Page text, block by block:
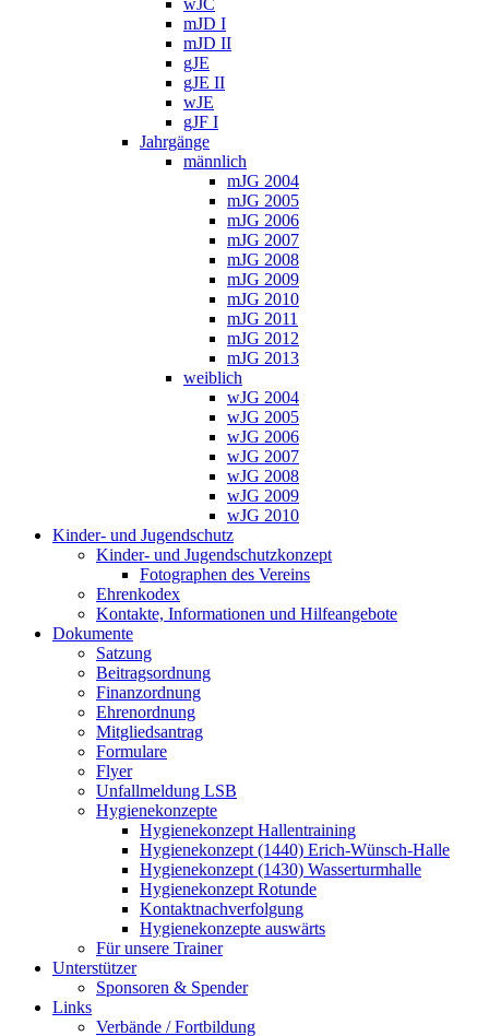
wJC
mJD I
mJD II
gJE
gJE II
wJE
gJF I
Jahrgänge
männlich
mJG 2004
mJG 2005
mJG 2006
mJG 2007
mJG 2008
mJG 2009
mJG 2010
mJG 2011
mJG 2012
mJG 2013
weiblich
wJG 2004
wJG 2005
wJG 2006
wJG 2007
wJG 2008
wJG 2009
wJG 2010
Kinder- und Jugendschutz
Kinder- und Jugendschutzkonzept
Fotographen des Vereins
Ehrenkodex
Kontakte, Informationen und Hilfeangebote
Dokumente
Satzung
Beitragsordnung
Finanzordnung
Ehrenordnung
Mitgliedsantrag
Formulare
Flyer
Unfallmeldung LSB
Hygienekonzepte
Hygienekonzept Hallentraining
Hygienekonzept (1440) Erich-Wünsch-Halle
Hygienekonzept (1430) Wasserturmhalle
Hygienekonzept Rotunde
Kontaktnachverfolgung
Hygienekonzepte auswärts
Für unsere Trainer
Unterstützer
Sponsoren & Spender
Links
Verbände / Fortbildung